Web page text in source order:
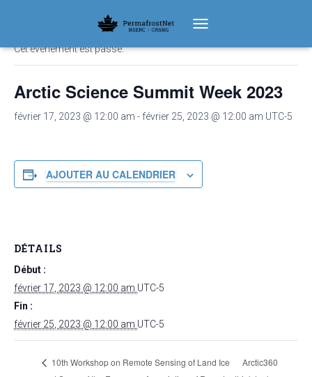
« Tous les Évènements
Cet évènement est passé.
Arctic Science Summit Week 2023
février 17, 2023 @ 12:00 am - février 25, 2023 @ 12:00 am UTC-5
AJOUTER AU CALENDRIER
DÉTAILS
Début :
février 17, 2023 @ 12:00 am UTC-5
Fin :
février 25, 2023 @ 12:00 am UTC-5
10th Workshop on Remote Sensing of Land Ice
Arctic360